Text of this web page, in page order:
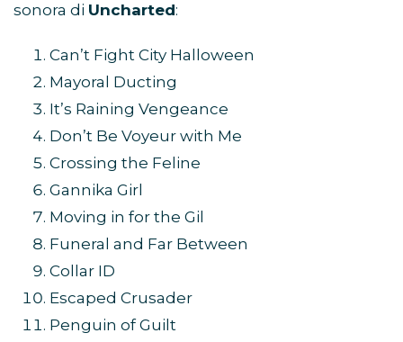
sonora di Uncharted:
Can’t Fight City Halloween
Mayoral Ducting
It’s Raining Vengeance
Don’t Be Voyeur with Me
Crossing the Feline
Gannika Girl
Moving in for the Gil
Funeral and Far Between
Collar ID
Escaped Crusader
Penguin of Guilt